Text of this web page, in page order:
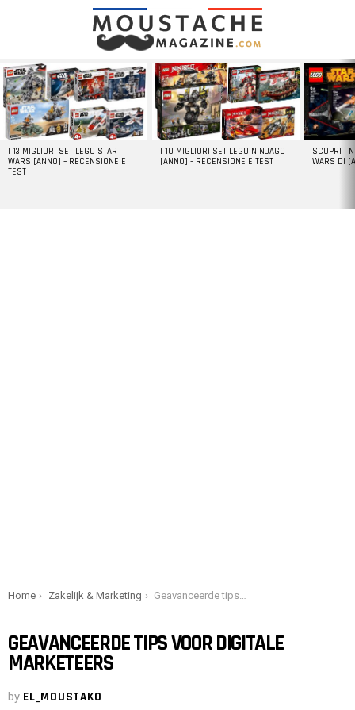
LATEST
STORIES
I 13 MIGLIORI SET LEGO STAR
WARS [ANNO] – RECENSIONE E
TEST
I 10 MIGLIORI SET LEGO NINJAGO
[ANNO] – RECENSIONE E TEST
SCOPRI I
WARS DI
You are here:
Home Zakelijk & Marketing Geavanceerde tips voor digitale marketeers
GEAVANCEERDE TIPS VOOR DIGITALE
MARKETEERS
by EL_MOUSTAKO